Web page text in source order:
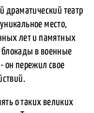
драматический театр
место,
лет и памятных
блокады в военные
он пережил свое
о таких великих